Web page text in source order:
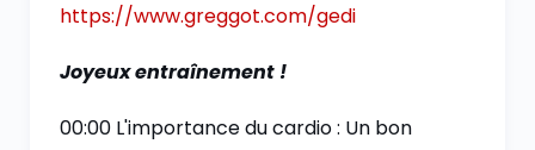
https://www.greggot.com/gedi
Joyeux entraînement !
00:00 L'importance du cardio : Un bon